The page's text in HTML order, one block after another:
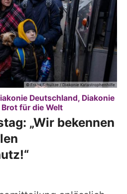
© Frank Schultze / Diakonie Katastrophenhilfe
Deutschland, Diakonie
für die Welt:
„Wir bekennen